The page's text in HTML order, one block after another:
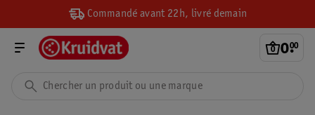
Commandé avant 22h, livré demain
0.
00